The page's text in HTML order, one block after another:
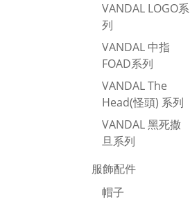
VANDAL LOGO系
列
VANDAL 中指
FOAD系列
VANDAL The
Head(怪頭) 系列
VANDAL 黑死撒
旦系列
服飾配件
帽子